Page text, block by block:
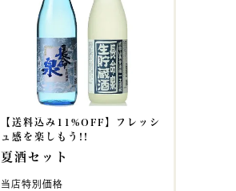
【送料込み11%OFF】フレッシ
ュ感を楽しもう!!
夏酒セット
当店特別価格